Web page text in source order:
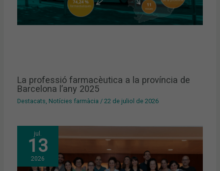
La professió farmacèutica a la província de
Barcelona l’any 2025
Destacats Notícies farmàcia /22 de juliol de 2026
jul.
13
2026